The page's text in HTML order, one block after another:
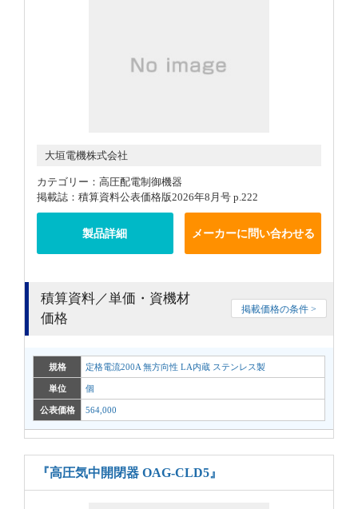
大垣電機株式会社
カテゴリー：高圧配電制御機器
掲載誌：積算資料公表価格版2026年8月号 p.222
製品詳細 メーカーに問い合わせる
積算資料／単価・資機材
価格
掲載価格の条件 >
規格 定格電流200A 無方向性 LA内蔵 ステンレス製
単位 個
公表価格 564,000
『高圧気中開閉器 OAG-CLD5』